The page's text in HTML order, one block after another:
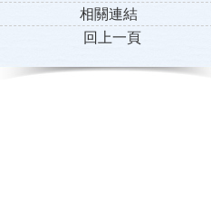
相關連結
回上一頁